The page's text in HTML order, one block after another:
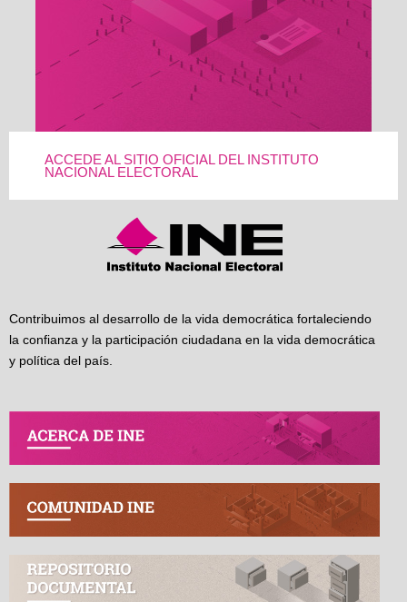
ACCEDE AL SITIO OFICIAL DEL INSTITUTO
NACIONAL ELECTORAL
Contribuimos al desarrollo de la vida democrática fortaleciendo
la confianza y la participación ciudadana en la vida democrática
y política del país.